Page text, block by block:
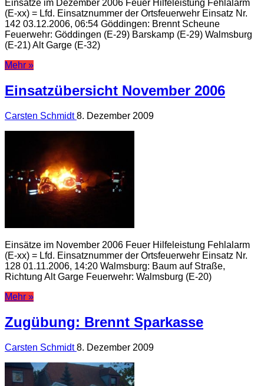
Einsätze im Dezember 2006 Feuer Hilfeleistung Fehlalarm
(E-xx) = Lfd. Einsatznummer der Ortsfeuerwehr Einsatz Nr.
142 03.12.2006, 06:54 Göddingen: Brennt Scheune
Feuerwehr: Göddingen (E-29) Barskamp (E-29) Walmsburg
(E-21) Alt Garge (E-32)
Mehr »
Einsatzübersicht November 2006
Carsten Schmidt8. Dezember 2009
Einsätze im November 2006 Feuer Hilfeleistung Fehlalarm
(E-xx) = Lfd. Einsatznummer der Ortsfeuerwehr Einsatz Nr.
128 01.11.2006, 14:20 Walmsburg: Baum auf Straße,
Richtung Alt Garge Feuerwehr: Walmsburg (E-20)
Mehr »
Zugübung: Brennt Sparkasse
Carsten Schmidt8. Dezember 2009